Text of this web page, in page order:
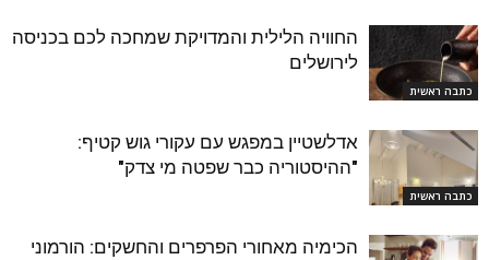
כתבה ראשית
החוויה הלילית והמדויקת שמחכה לכם בכניסה
לירושלים
כתבה ראשית
אדלשטיין במפגש עם עקורי גוש קטיף:
"ההיסטוריה כבר שפטה מי צדק"
הכימיה מאחורי הפרפרים והחשקים: הורמוני